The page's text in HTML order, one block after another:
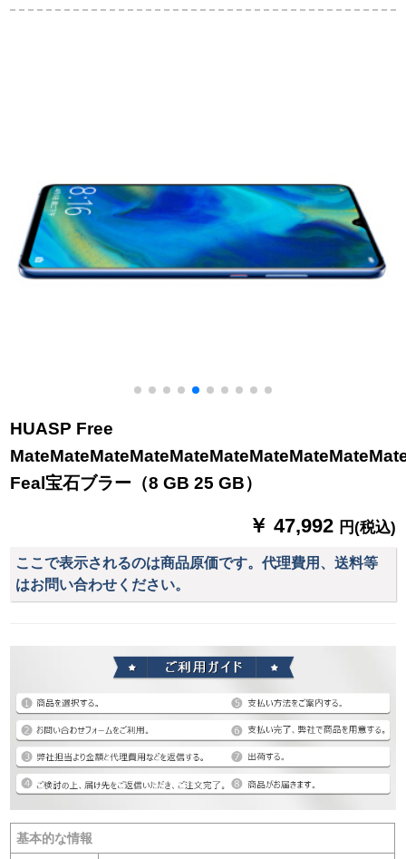
（2 GB+16 GB
ベル4 Gがトラストを
HUASP Free
Feal宝石ブラー（8 GB 25 GB）
￥ 47,992 円(税込)
ここで表示されるのは商品原価です。代理費用、送料等
はお問い合わせください。
基本的な情報